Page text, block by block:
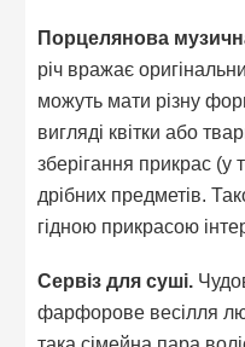
Порцелянова
річ вражає
можуть мати різну
вигляді квітки або
зберігання прикрас (у
дрібних предметів.
гідною прикрасою
Сервіз для суші.
фарфорове весілля